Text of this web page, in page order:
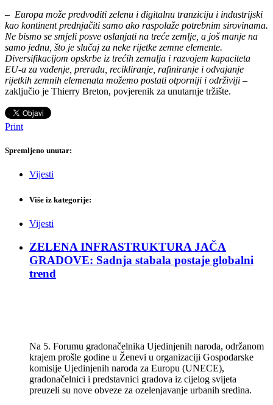
– Europa može predvoditi zelenu i digitalnu tranziciju i industrijski
kao kontinent prednjačiti samo ako raspolaže potrebnim sirovinama.
Ne bismo se smjeli posve oslanjati na treće zemlje, a još manje na
samo jednu, što je slučaj za neke rijetke zemne elemente.
Diversifikacijom opskrbe iz trećih zemalja i razvojem kapaciteta
EU-a za vađenje, preradu, recikliranje, rafiniranje i odvajanje
rijetkih zemnih elemenata možemo postati otporniji i održiviji –
zaključio je Thierry Breton, povjerenik za unutarnje tržište.
Print
Spremljeno unutar:
Vijesti
Više iz kategorije:
Vijesti
ZELENA INFRASTRUKTURA JAČA
GRADOVE: Sadnja stabala postaje globalni
trend
Na 5. Forumu gradonačelnika Ujedinjenih naroda, održanom
krajem prošle godine u Ženevi u organizaciji Gospodarske
komisije Ujedinjenih naroda za Europu (UNECE),
gradonačelnici i predstavnici gradova iz cijelog svijeta
preuzeli su nove obveze za ozelenjavanje urbanih sredina.